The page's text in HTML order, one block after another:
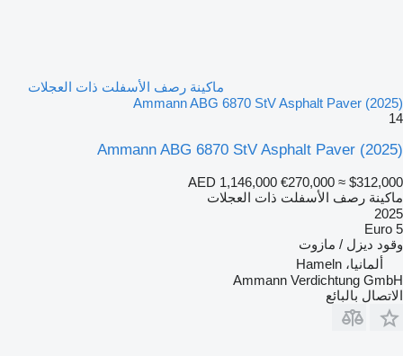
ماكينة رصف الأسفلت ذات العجلات
Ammann ABG 6870 StV Asphalt Paver (2025)
14
Ammann ABG 6870 StV Asphalt Paver (2025)
AED 1,146,000 €270,000 ≈ $312,000
ماكينة رصف الأسفلت ذات العجلات
2025
Euro 5
وقود ديزل / مازوت
ألمانيا، Hameln
Ammann Verdichtung GmbH
الاتصال بالبائع